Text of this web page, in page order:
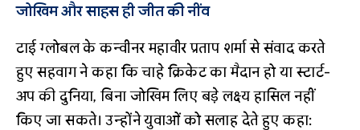
जोखिम और साहस ही जीत की नींव
टाई ग्लोबल के कन्वीनर महावीर प्रताप शर्मा से संवाद करते
हुए सहवाग ने कहा कि चाहे क्रिकेट का मैदान हो या स्टार्ट-
अप की दुनिया, बिना जोखिम लिए बड़े लक्ष्य हासिल नहीं
किए जा सकते। उन्होंने युवाओं को सलाह देते हुए कहा: